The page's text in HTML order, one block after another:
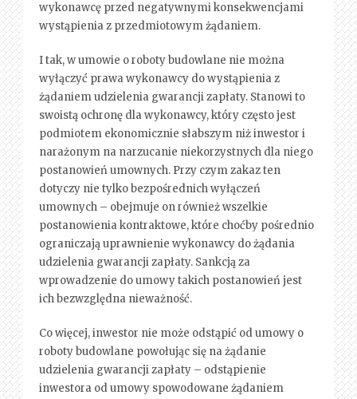
wykonawcę przed negatywnymi konsekwencjami
wystąpienia z przedmiotowym żądaniem.
I tak, w umowie o roboty budowlane nie można
wyłączyć prawa wykonawcy do wystąpienia z
żądaniem udzielenia gwarancji zapłaty. Stanowi to
swoistą ochronę dla wykonawcy, który często jest
podmiotem ekonomicznie słabszym niż inwestor i
narażonym na narzucanie niekorzystnych dla niego
postanowień umownych. Przy czym zakaz ten
dotyczy nie tylko bezpośrednich wyłączeń
umownych – obejmuje on również wszelkie
postanowienia kontraktowe, które choćby pośrednio
ograniczają uprawnienie wykonawcy do żądania
udzielenia gwarancji zapłaty. Sankcją za
wprowadzenie do umowy takich postanowień jest
ich bezwzględna nieważność.
Co więcej, inwestor nie może odstąpić od umowy o
roboty budowlane powołując się na żądanie
udzielenia gwarancji zapłaty – odstąpienie
inwestora od umowy spowodowane żądaniem